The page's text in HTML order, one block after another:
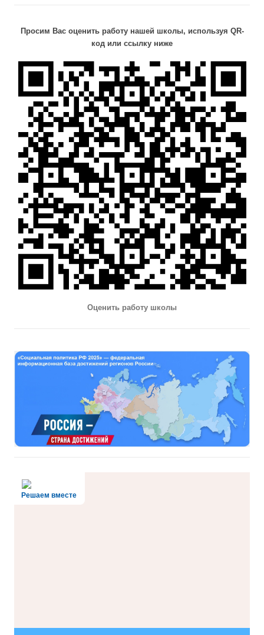
Просим Вас оценить работу нашей школы, используя QR-
код или ссылку ниже
Оценить работу школы
Решаем вместе